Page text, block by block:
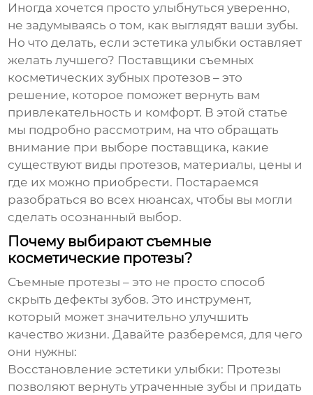
Иногда хочется просто улыбнуться уверенно,
не задумываясь о том, как выглядят ваши зубы.
Но что делать, если эстетика улыбки оставляет
желать лучшего? Поставщики съемных
косметических зубных протезов – это
решение, которое поможет вернуть вам
привлекательность и комфорт. В этой статье
мы подробно рассмотрим, на что обращать
внимание при выборе поставщика, какие
существуют виды протезов, материалы, цены и
где их можно приобрести. Постараемся
разобраться во всех нюансах, чтобы вы могли
сделать осознанный выбор.
Почему выбирают съемные
косметические протезы?
Съемные протезы – это не просто способ
скрыть дефекты зубов. Это инструмент,
который может значительно улучшить
качество жизни. Давайте разберемся, для чего
они нужны:
Восстановление эстетики улыбки: Протезы
позволяют вернуть утраченные зубы и придать